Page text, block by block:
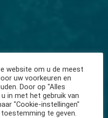
website om u de meest
uw voorkeuren en
Door op "Alles
in met het gebruik van
"Cookie-instellingen"
te geven.